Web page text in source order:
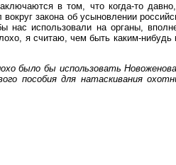
в том, что когда-то
вокруг закона об усыновлении
использовали на органы,
я считаю, чем быть каким-
было бы использовать
пособия для натаскивания